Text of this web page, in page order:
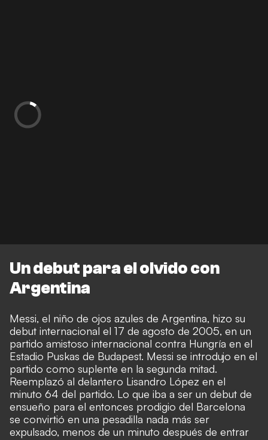
Un debut para el olvido con
Argentina
Messi, el niño de ojos azules de Argentina, hizo su
debut internacional el 17 de agosto de 2005, en un
partido amistoso internacional contra Hungría en el
Estadio Puskas de Budapest. Messi se introdujo en el
partido como suplente en la segunda mitad.
Reemplazó al delantero Lisandro López en el
minuto 64 del partido. Lo que iba a ser un debut de
ensueño para el entonces prodigio del Barcelona
se convirtió en una pesadilla nada más ser
expulsado, menos de un minuto después de entrar